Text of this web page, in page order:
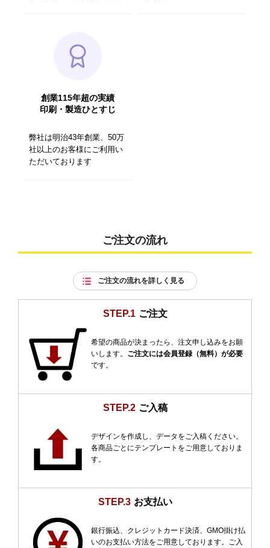
創業115年超の実績
印刷・製造ひとすじ
弊社は明治43年創業、50万
社以上のお客様にご利用い
ただいております
ご注文の流れ
ご注文の流れを詳しく見る
STEP.1 ご注文
希望の商品が決まったら、注文申し込みをお願
いします。 ご注文には会員登録（無料）が必要
です。
STEP.2 ご入稿
デザインを作成し、データをご入稿ください。
各商品ごとにテンプレートをご用意しておりま
す。
STEP.3 お支払い
銀行振込、クレジットカード決済、GMO掛け払
いのお支払い方法をご用意しております。ご入